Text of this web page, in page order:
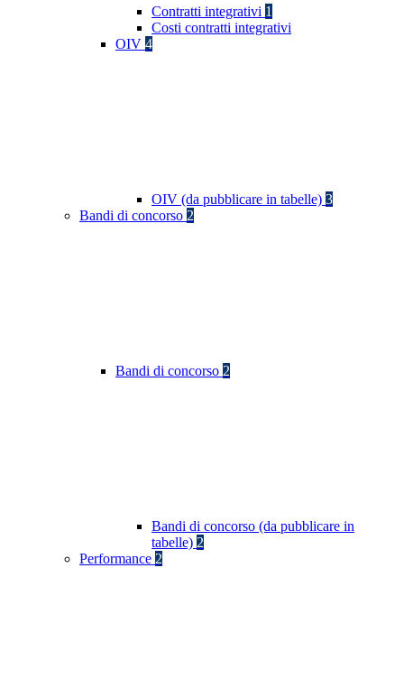
Contratti integrativi 1
Costi contratti integrativi
OIV 4
OIV (da pubblicare in tabelle) 3
Bandi di concorso 2
Bandi di concorso 2
Bandi di concorso (da pubblicare in
tabelle) 2
Performance 2